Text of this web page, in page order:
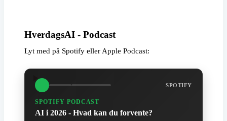
HverdagsAI - Podcast
Lyt med på Spotify eller Apple Podcast:
SPOTIFY
SPOTIFY PODCAST
AI i 2026 - Hvad kan du forvente?